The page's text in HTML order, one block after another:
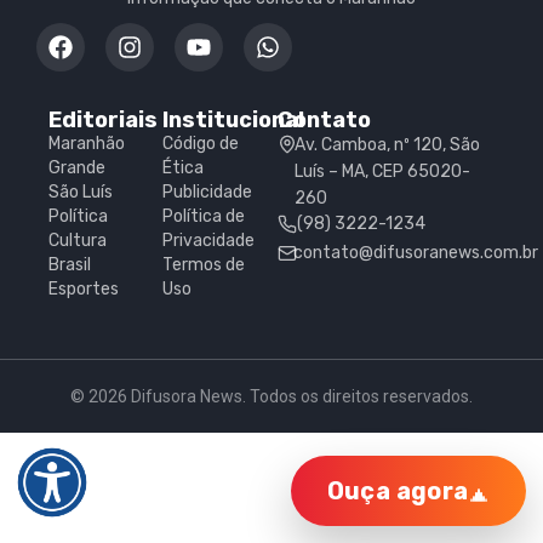
Editoriais
Maranhão
Grande
São Luís
Política
Cultura
Brasil
Esportes
Institucional
Código de
Ética
Publicidade
Política de
Privacidade
Termos de
Uso
Contato
Av. Camboa, nº 120, São
Luís – MA, CEP 65020-
260
(98) 3222-1234
contato@difusoranews.com.br
© 2026 Difusora News. Todos os direitos reservados.
Ouça agora